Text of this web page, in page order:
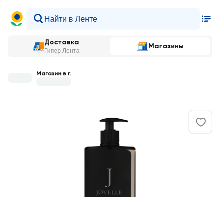
Доставка
Гипер Лента
Магазины
Магазин в г.